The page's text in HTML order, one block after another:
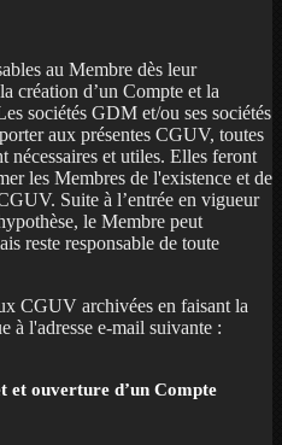
au Membre dès leur
création d’un Compte et la
sociétés GDM et/ou ses sociétés
aux présentes CGUV, toutes
nécessaires et utiles. Elles feront
les Membres de l'existence et de
Suite à l’entrée en vigueur
le Membre peut
reste responsable de toute
CGUV archivées en faisant la
à l'adresse e-mail suivante :
et ouverture d’un Compte